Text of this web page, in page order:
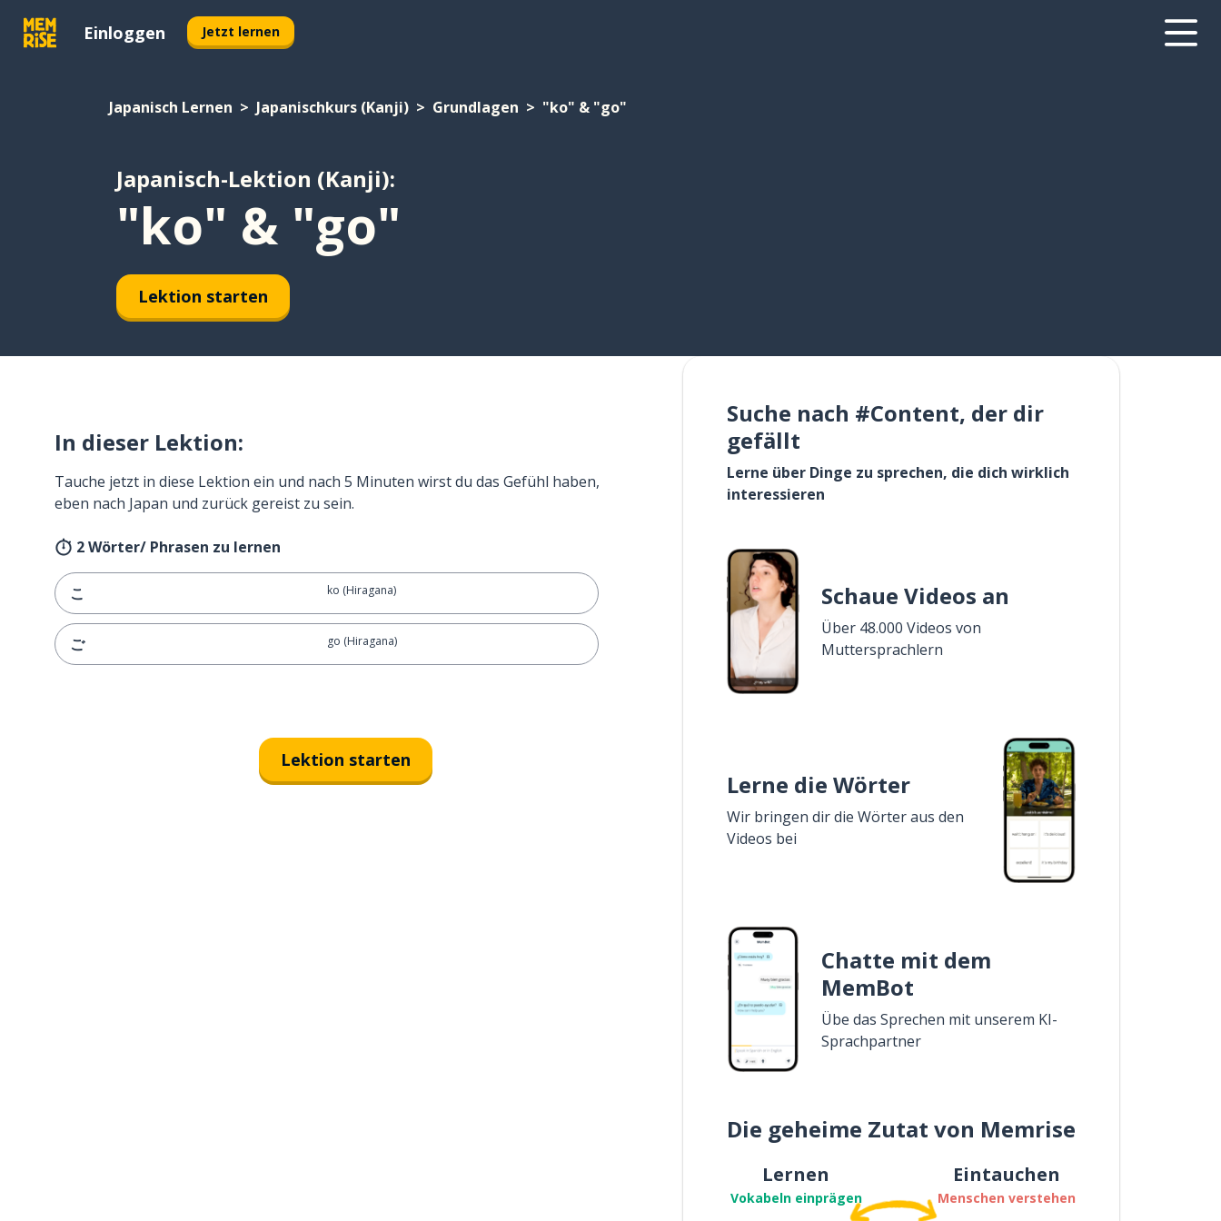
Einloggen Jetzt lernen
Japanisch Lernen Japanischkurs (Kanji) Grundlagen "ko" & "go"
Japanisch-Lektion (Kanji):
"ko" & "go"
Lektion starten
In dieser Lektion:
Tauche jetzt in diese Lektion ein und nach 5 Minuten wirst du das Gefühl haben,
eben nach Japan und zurück gereist zu sein.
2 Wörter/ Phrasen zu lernen
こ ko (Hiragana)
ご go (Hiragana)
Lektion starten
Suche nach #Content, der dir
gefällt
Lerne über Dinge zu sprechen, die dich wirklich
interessieren
Schaue Videos an
Über 48.000 Videos von
Muttersprachlern
Lerne die Wörter
Wir bringen dir die Wörter aus den
Videos bei
Chatte mit dem
MemBot
Übe das Sprechen mit unserem KI-
Sprachpartner
Die geheime Zutat von Memrise
Lernen
Vokabeln einprägen
Eintauchen
Menschen verstehen